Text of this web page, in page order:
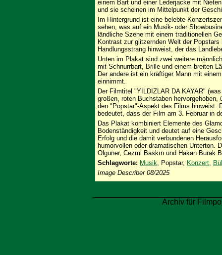
einem Bart und einer Lederjacke mit
und sie scheinen im Mittelpunkt der
Im Hintergrund ist eine belebte
sehen, was auf ein Musik- oder
ländliche Szene mit einem traditionellen
Kontrast zur glitzernden Welt der
Handlungsstrang hinweist, der das
Unten im Plakat sind zwei weitere
mit Schnurrbart, Brille und einem breiten
Der andere ist ein kräftiger Mann mit
einnimmt.
Der Filmtitel "YILDIZLAR DA KAYAR"
großen, roten Buchstaben
den "Popstar"-Aspekt des Films hinweist.
bedeutet, dass der Film am 3. Februar in
Das Plakat kombiniert Elemente des
Bodenständigkeit und deutet auf eine
Erfolg und die damit verbundenen
humorvollen oder dramatischen Unterton.
Olguner, Cezmi Baskın und Hakan Burak
Schlagworte: Musik, Popstar, Konzert,
Image Describer 08/2025
Archiv für